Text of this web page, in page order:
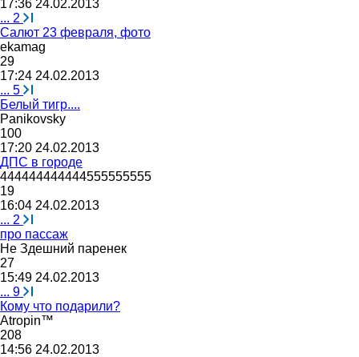
17:36 24.02.2013
... 2
Салют 23 февраля, фото
ekamag
29
17:24 24.02.2013
... 5
Белый тигр....
Panikovsky
100
17:20 24.02.2013
ДПС в городе
444444444444555555555
19
16:04 24.02.2013
... 2
про пассаж
Не Здешний паренек
27
15:49 24.02.2013
... 9
Кому что подарили?
Atropin™
208
14:56 24.02.2013